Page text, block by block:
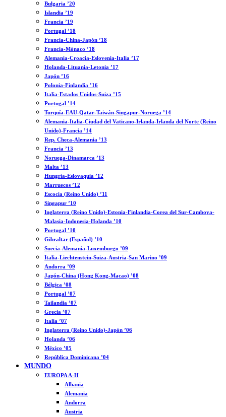
Bulgaria ’20
Islandia ’19
Francia ’19
Portugal ’18
Francia-China-Japón ’18
Francia-Mónaco ’18
Alemania-Croacia-Eslovenia-Italia ’17
Holanda-Lituania-Letonia ’17
Japón ’16
Polonia-Finlandia ’16
Italia-Estados Unidos-Suiza ’15
Portugal ’14
Turquía-EAU-Qatar-Taiwán-Singapur-Noruega ’14
Alemania-Italia-Ciudad del Vaticano-Irlanda-Irlanda del Norte (Reino
Unido)-Francia ’14
Rep. Checa-Alemania ’13
Francia ’13
Noruega-Dinamarca ’13
Malta ’13
Hungría-Eslovaquia ’12
Marruecos ’12
Escocia (Reino Unido) ’11
Singapur ’10
Inglaterra (Reino Unido)-Estonia-Finlandia-Corea del Sur-Camboya-
Malasia-Indonesia-Holanda ’10
Portugal ’10
Gibraltar (Español) ’10
Suecia-Alemania-Luxemburgo ’09
Italia-Liechtenstein-Suiza-Austria-San Marino ’09
Andorra ’09
Japón-China (Hong Kong-Macao) ’08
Bélgica ’08
Portugal ’07
Tailandia ’07
Grecia ’07
Italia ’07
Inglaterra (Reino Unido)-Japón ’06
Holanda ’06
México ’05
República Dominicana ’04
MUNDO
EUROPA A-H
Albania
Alemania
Andorra
Austria